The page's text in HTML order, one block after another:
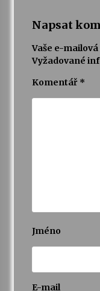
Napsat
Vaše e-
Vyžadované
Komentář *
Jméno
E-mail